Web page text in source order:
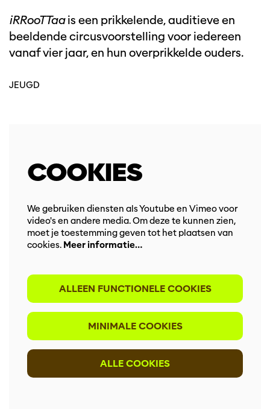
iRRooTTaais een prikkelende, auditieve en
beeldende circusvoorstelling voor iedereen
vanaf vier jaar, en hun overprikkelde ouders.
JEUGD
COOKIES
We gebruiken diensten als Youtube en Vimeo voor
video's en andere media. Om deze te kunnen zien,
moet je toestemming geven tot het plaatsen van
cookies. Meer informatie…
ALLEEN FUNCTIONELE COOKIES
MINIMALE COOKIES
ALLE COOKIES